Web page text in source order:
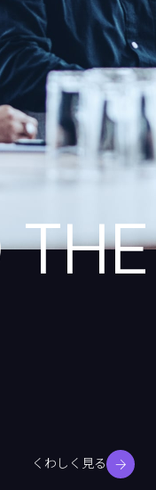
くわしく見る